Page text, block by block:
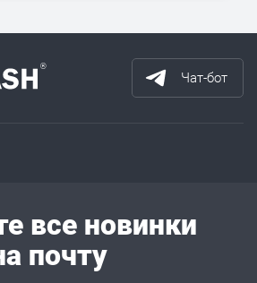
Чат-бот
все новинки
почту